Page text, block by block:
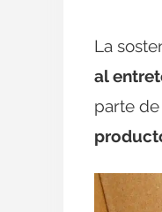
La
al
parte de